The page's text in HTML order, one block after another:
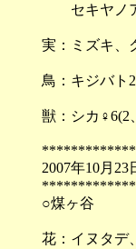
セキヤノア
実：ミズキ、
鳥：キジバト2
獣：シカ♀6(2
2007年
○煤ヶ谷
花：イヌタデ